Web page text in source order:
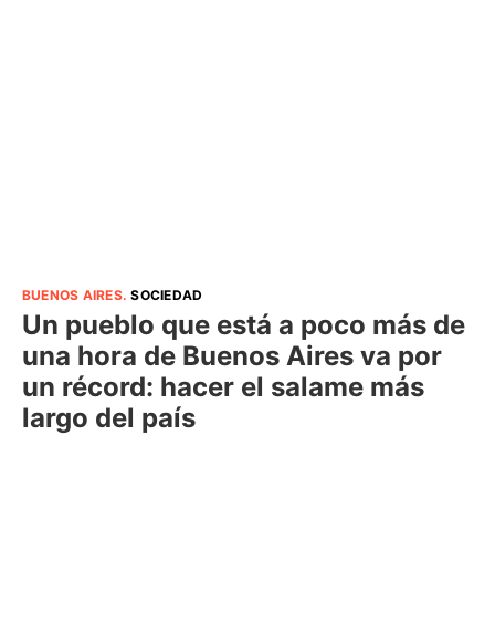
BUENOS AIRES.SOCIEDAD
Un pueblo que está a poco más de
una hora de Buenos Aires va por
un récord: hacer el salame más
largo del país